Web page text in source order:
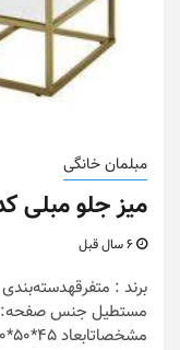
مبلمان خانگی
میز جلو مبلی کد
مستطیل جنس
مشخصاتابعاد 45*50*90...